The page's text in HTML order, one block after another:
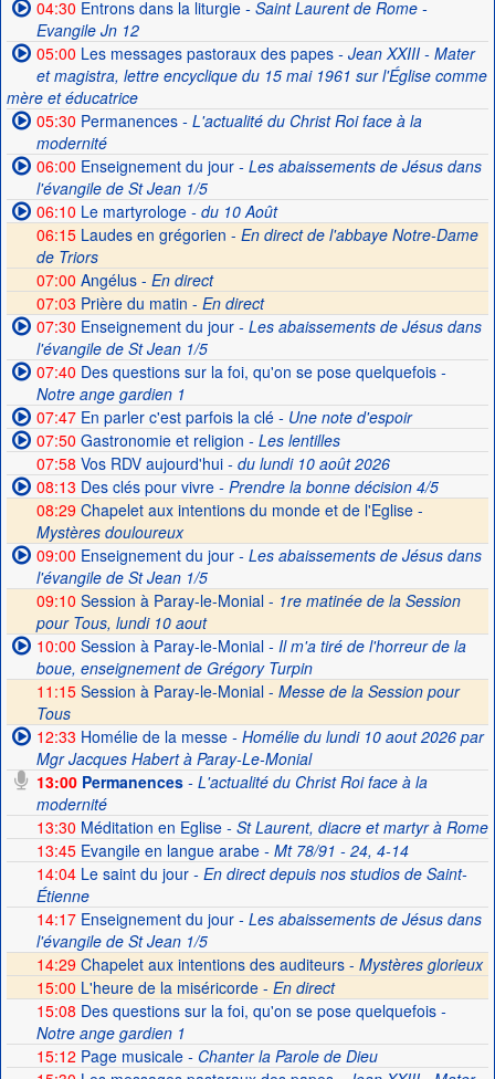
04:30 Entrons dans la liturgie- Saint Laurent de Rome -
Evangile Jn 12
05:00 Les messages pastoraux des papes- Jean XXIII - Mater
et magistra, lettre encyclique du 15 mai 1961 sur l'Église comme
mère et éducatrice
05:30 Permanences- L'actualité du Christ Roi face à la
modernité
06:00 Enseignement du jour- Les abaissements de Jésus dans
l'évangile de St Jean 1/5
06:10 Le martyrologe- du 10 Août
06:15Laudes en grégorien - En direct de l'abbaye Notre-Dame
de Triors
07:00 Angélus - En direct
07:03 Prière du matin - En direct
07:30 Enseignement du jour- Les abaissements de Jésus dans
l'évangile de St Jean 1/5
07:40 Des questions sur la foi, qu'on se pose quelquefois-
Notre ange gardien 1
07:47En parler c'est parfois la clé- Une note d'espoir
07:50 Gastronomie et religion - Les lentilles
07:58 Vos RDV aujourd'hui- du lundi 10 août 2026
08:13 Des clés pour vivre- Prendre la bonne décision 4/5
08:29 Chapelet aux intentions du monde et de l'Eglise -
Mystères douloureux
09:00 Enseignement du jour- Les abaissements de Jésus dans
l'évangile de St Jean 1/5
09:10 Session à Paray-le-Monial - 1re matinée de la Session
pour Tous, lundi 10 aout
10:00 Session à Paray-le-Monial- Il m'a tiré de l'horreur de la
boue, enseignement de Grégory Turpin
11:15Session à Paray-le-Monial - Messe de la Session pour
Tous
12:33 Homélie de la messe- Homélie du lundi 10 aout 2026 par
Mgr Jacques Habert à Paray-Le-Monial
13:00Permanences- L'actualité du Christ Roi face à la
modernité
13:30 Méditation en Eglise- St Laurent, diacre et martyr à Rome
13:45Evangile en langue arabe- Mt 78/91 - 24, 4-14
14:04Le saint du jour- En direct depuis nos studios de Saint-
Étienne
14:17Enseignement du jour- Les abaissements de Jésus dans
l'évangile de St Jean 1/5
14:29 Chapelet aux intentions des auditeurs - Mystères glorieux
15:00 L'heure de la miséricorde - En direct
15:08 Des questions sur la foi, qu'on se pose quelquefois-
Notre ange gardien 1
15:12 Page musicale- Chanter la Parole de Dieu